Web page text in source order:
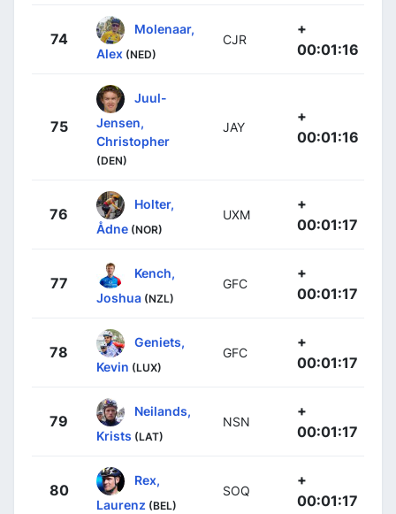
74
Molenaar,
Alex (NED)
CJR
+
00:01:16
75
Juul-
Jensen,
Christopher
(DEN)
JAY
+
00:01:16
76
Holter,
Ådne (NOR)
UXM
+
00:01:17
77
Kench,
Joshua (NZL)
GFC
+
00:01:17
78
Geniets,
Kevin (LUX)
GFC
+
00:01:17
79
Neilands,
Krists (LAT)
NSN
+
00:01:17
80
Rex,
Laurenz (BEL)
SOQ
+
00:01:17